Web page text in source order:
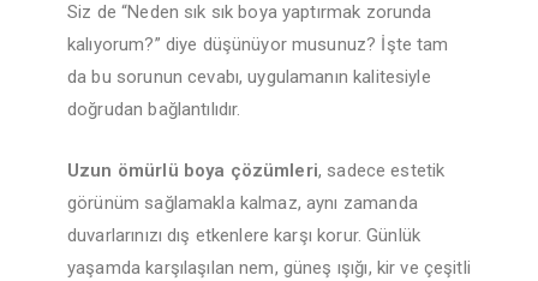
Siz de “Neden sık sık boya yaptırmak zorunda
kalıyorum?” diye düşünüyor musunuz? İşte tam
da bu sorunun cevabı, uygulamanın kalitesiyle
doğrudan bağlantılıdır.
Uzun ömürlü boya çözümleri, sadece estetik
görünüm sağlamakla kalmaz, aynı zamanda
duvarlarınızı dış etkenlere karşı korur. Günlük
yaşamda karşılaşılan nem, güneş ışığı, kir ve çeşitli